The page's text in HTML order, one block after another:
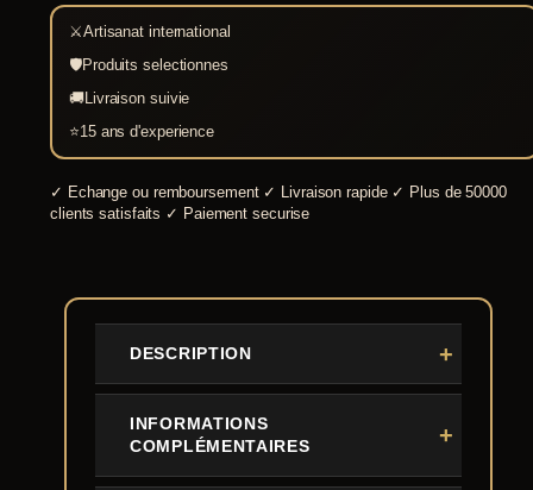
⚔Artisanat international
🛡Produits selectionnes
🚚Livraison suivie
⭐15 ans d'experience
✓ Echange ou remboursement ✓ Livraison rapide ✓ Plus de 50000
clients satisfaits ✓ Paiement securise
DESCRIPTION
INFORMATIONS
COMPLÉMENTAIRES